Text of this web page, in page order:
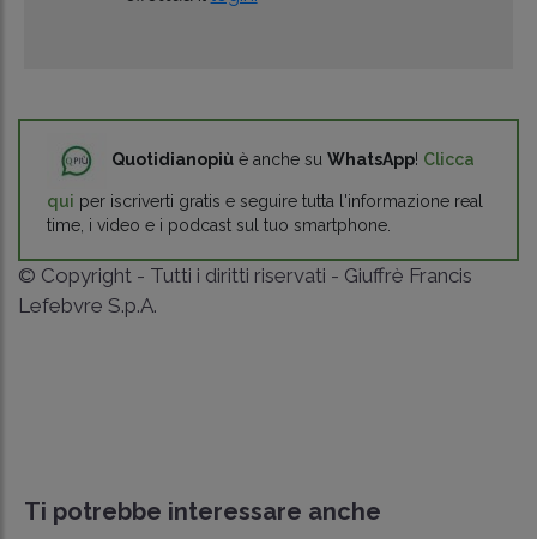
Quotidianopiù è anche su WhatsApp! Clicca
qui per iscriverti gratis e seguire tutta l'informazione real
time, i video e i podcast sul tuo smartphone.
© Copyright - Tutti i diritti riservati - Giuffrè Francis
Lefebvre S.p.A.
Ti potrebbe interessare anche